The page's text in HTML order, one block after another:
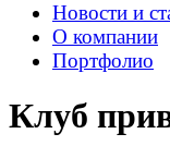
Новости и
О компании
Портфолио
Клуб